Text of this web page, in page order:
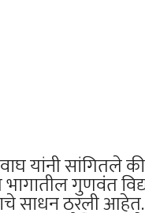
यांनी सांगितले
भागातील गुणवंत
साधन ठरली आहेत.